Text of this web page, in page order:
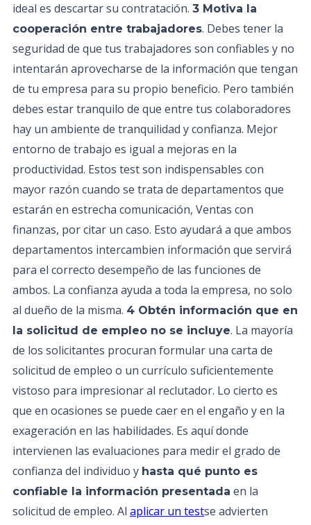
ideal es descartar su contratación. 3 Motiva la
cooperación entre trabajadores. Debes tener la
seguridad de que tus trabajadores son confiables y no
intentarán aprovecharse de la información que tengan
de tu empresa para su propio beneficio. Pero también
debes estar tranquilo de que entre tus colaboradores
hay un ambiente de tranquilidad y confianza. Mejor
entorno de trabajo es igual a mejoras en la
productividad. Estos test son indispensables con
mayor razón cuando se trata de departamentos que
estarán en estrecha comunicación, Ventas con
finanzas, por citar un caso. Esto ayudará a que ambos
departamentos intercambien información que servirá
para el correcto desempeño de las funciones de
ambos. La confianza ayuda a toda la empresa, no solo
al dueño de la misma. 4 Obtén información que en
la solicitud de empleo no se incluye. La mayoría
de los solicitantes procuran formular una carta de
solicitud de empleo o un currículo suficientemente
vistoso para impresionar al reclutador. Lo cierto es
que en ocasiones se puede caer en el engaño y en la
exageración en las habilidades. Es aquí donde
intervienen las evaluaciones para medir el grado de
confianza del individuo y hasta qué punto es
confiable la información presentada en la
solicitud de empleo. Al aplicar un testse advierten